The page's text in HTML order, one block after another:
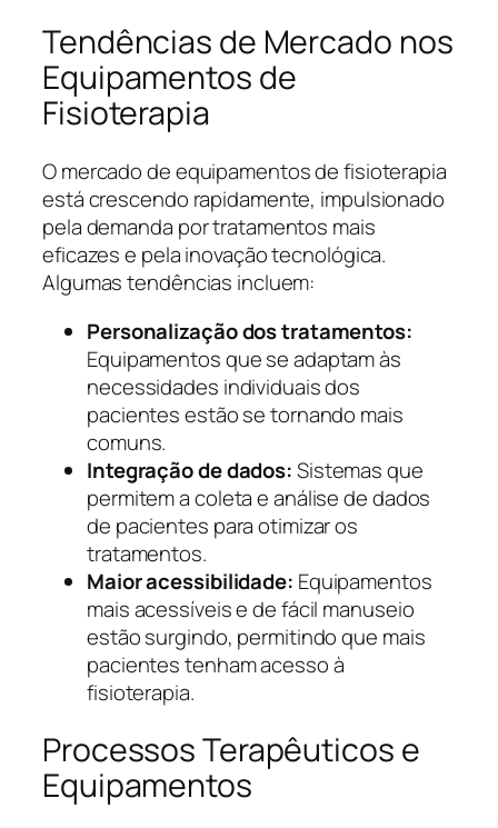
Tendências de Mercado nos
Equipamentos de
Fisioterapia
O mercado de equipamentos de fisioterapia
está crescendo rapidamente, impulsionado
pela demanda por tratamentos mais
eficazes e pela inovação tecnológica.
Algumas tendências incluem:
Personalização dos tratamentos:
Equipamentos que se adaptam às
necessidades individuais dos
pacientes estão se tornando mais
comuns.
Integração de dados:Sistemas que
permitem a coleta e análise de dados
de pacientes para otimizar os
tratamentos.
Maior acessibilidade: Equipamentos
mais acessíveis e de fácil manuseio
estão surgindo, permitindo que mais
pacientes tenham acesso à
fisioterapia.
Processos Terapêuticos e
Equipamentos